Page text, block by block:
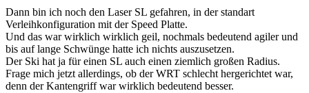
Dann bin ich noch den Laser SL gefahren, in der standart
Verleihkonfiguration mit der Speed Platte.
Und das war wirklich wirklich geil, nochmals bedeutend agiler und
bis auf lange Schwünge hatte ich nichts auszusetzen.
Der Ski hat ja für einen SL auch einen ziemlich großen Radius.
Frage mich jetzt allerdings, ob der WRT schlecht hergerichtet war,
denn der Kantengriff war wirklich bedeutend besser.